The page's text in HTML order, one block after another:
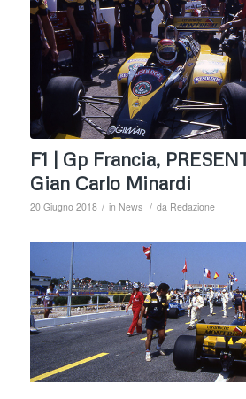
F1 | Gp Francia,
Gian Carlo Minardi
20 Giugno 2018 / in News / da Redazione